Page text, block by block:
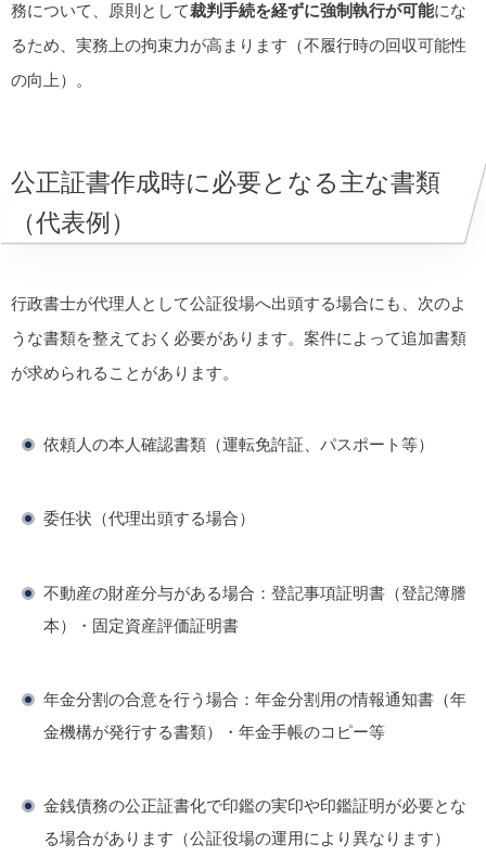
務について、原則として裁判手続を経ずに強制執行が可能にな
るため、実務上の拘束力が高まります（不履行時の回収可能性
の向上）。
公正証書作成時に必要となる主な書類
（代表例）
行政書士が代理人として公証役場へ出頭する場合にも、次のよ
うな書類を整えておく必要があります。案件によって追加書類
が求められることがあります。
依頼人の本人確認書類（運転免許証、パスポート等）
委任状（代理出頭する場合）
不動産の財産分与がある場合：登記事項証明書（登記簿謄
本）・固定資産評価証明書
年金分割の合意を行う場合：年金分割用の情報通知書（年
金機構が発行する書類）・年金手帳のコピー等
金銭債務の公正証書化で印鑑の実印や印鑑証明が必要とな
る場合があります（公証役場の運用により異なります）